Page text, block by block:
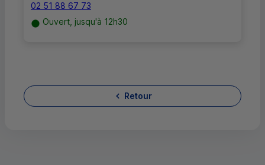
02 51 88 67 73
Ouvert, jusqu'à 12h30
Retour